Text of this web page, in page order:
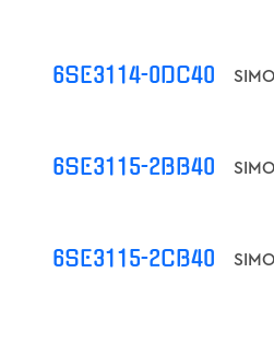
6SE3114-0DC40
6SE3115-2BB40
6SE3115-2CB40